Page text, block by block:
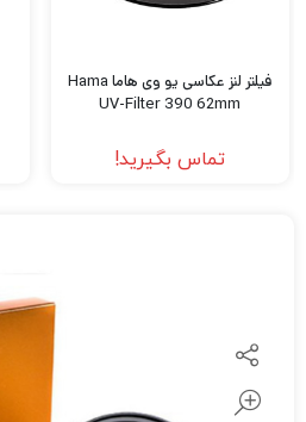
فیلتر لنز عکاسی یو وی هاما Hama
UV-Filter 390 62mm
تماس بگیرید!